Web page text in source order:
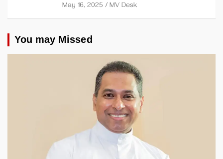
May 16, 2025 MV Desk
You may Missed